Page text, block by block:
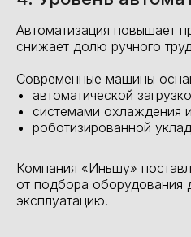
Автоматизация повышает
снижает долю ручного
Современные машины
автоматической
системами охлаждения и
роботизированной
Компания «Иньшу»
от подбора оборудования
эксплуатацию.